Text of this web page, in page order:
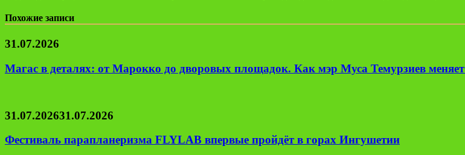
Похожие записи
31.07.2026
Магас в деталях: от Марокко до дворовых площадок. Как мэр Муса Темурзиев меняет
31.07.202631.07.2026
Фестиваль парапланеризма FLYLAB впервые пройдёт в горах Ингушетии